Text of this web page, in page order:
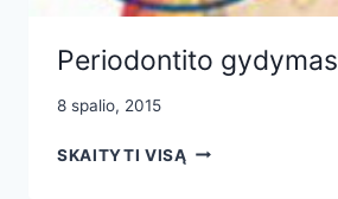
Periodontito gydymas
8 spalio, 2015
SKAITYTI VISĄ PERIODONTITO